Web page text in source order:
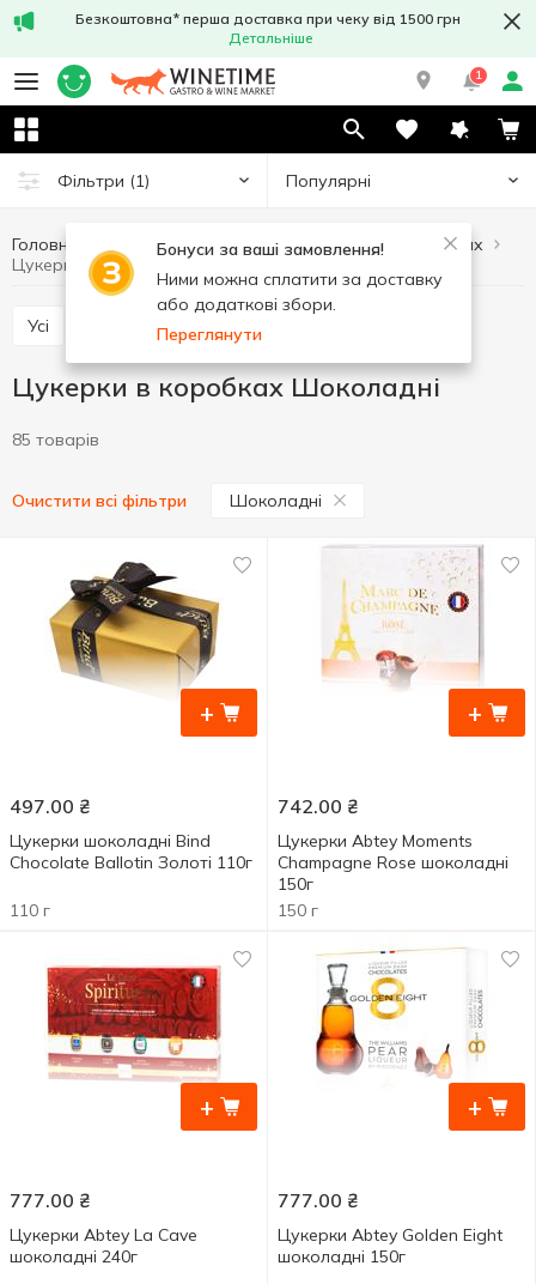
Безкоштовна* перша доставка при чеку від 1500 грн
Детальніше
1
Фільтри (1) Популярні
Бонуси за ваші замовлення!
Ними можна сплатити за доставку
або додаткові збори.
Переглянути
Головна Солодощі Цукерки
Цукерки в коробках
Усі Цукерки в коробках
Цукерки в коробках Шоколадні
85 товарів
Очистити всі фільтри Шоколадні
+
497.00 ₴
Цукерки шоколадні Bind
Chocolate Ballotin Золоті 110г
110 г
+
742.00 ₴
Цукерки Abtey Moments
Champagne Rose шоколадні
150г
150 г
+
777.00 ₴
Цукерки Abtey La Cave
шоколадні 240г
+
777.00 ₴
Цукерки Abtey Golden Eight
шоколадні 150г